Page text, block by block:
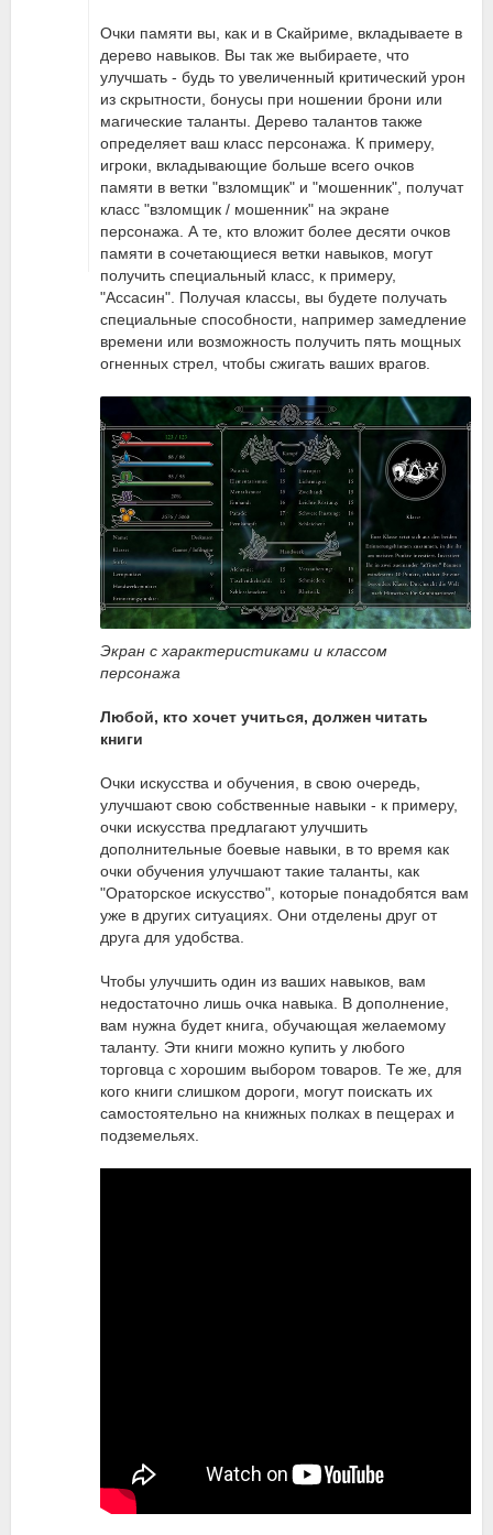
Очки памяти вы, как и в Скайриме, вкладываете в
дерево навыков. Вы так же выбираете, что
улучшать - будь то увеличенный критический урон
из скрытности, бонусы при ношении брони или
магические таланты. Дерево талантов также
определяет ваш класс персонажа. К примеру,
игроки, вкладывающие больше всего очков
памяти в ветки "взломщик" и "мошенник", получат
класс "взломщик / мошенник" на экране
персонажа. А те, кто вложит более десяти очков
памяти в сочетающиеся ветки навыков, могут
получить специальный класс, к примеру,
"Ассасин". Получая классы, вы будете получать
специальные способности, например замедление
времени или возможность получить пять мощных
огненных стрел, чтобы сжигать ваших врагов.
Экран с характеристиками и классом
персонажа
Любой, кто хочет учиться, должен читать
книги
Очки искусства и обучения, в свою очередь,
улучшают свою собственные навыки - к примеру,
очки искусства предлагают улучшить
дополнительные боевые навыки, в то время как
очки обучения улучшают такие таланты, как
"Ораторское искусство", которые понадобятся вам
уже в других ситуациях. Они отделены друг от
друга для удобства.
Чтобы улучшить один из ваших навыков, вам
недостаточно лишь очка навыка. В дополнение,
вам нужна будет книга, обучающая желаемому
таланту. Эти книги можно купить у любого
торговца с хорошим выбором товаров. Те же, для
кого книги слишком дороги, могут поискать их
самостоятельно на книжных полках в пещерах и
подземельях.